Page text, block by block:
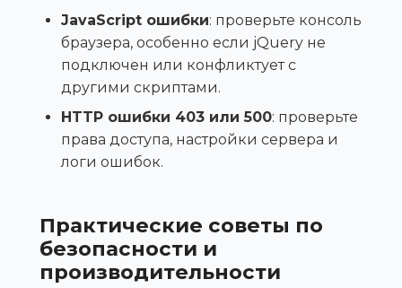
JavaScript ошибки: проверьте консоль
браузера, особенно если jQuery не
подключен или конфликтует с
другими скриптами.
HTTP ошибки 403 или 500: проверьте
права доступа, настройки сервера и
логи ошибок.
Практические советы по
безопасности и
производительности